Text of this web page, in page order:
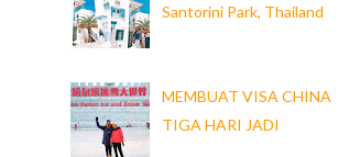
Santorini Park, Thailand
MEMBUAT VISA CHINA
TIGA HARI JADI